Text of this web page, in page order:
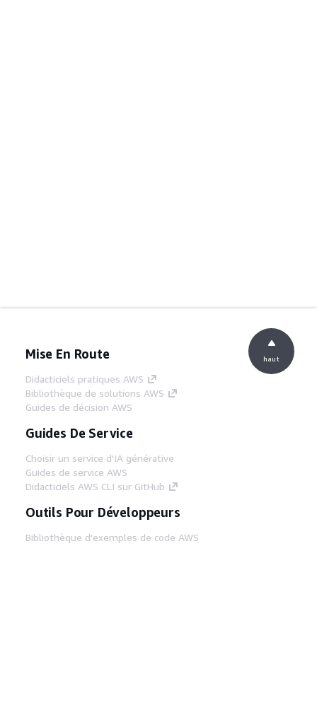
Mise En Route
Didacticiels pratiques AWS
Bibliothèque de solutions AWS
Guides de décision AWS
Guides De Service
Choisir un service d'IA générative
Guides de service AWS
Didacticiels AWS CLI sur GitHub
Outils Pour Développeurs
Bibliothèque d'exemples de code AWS
haut